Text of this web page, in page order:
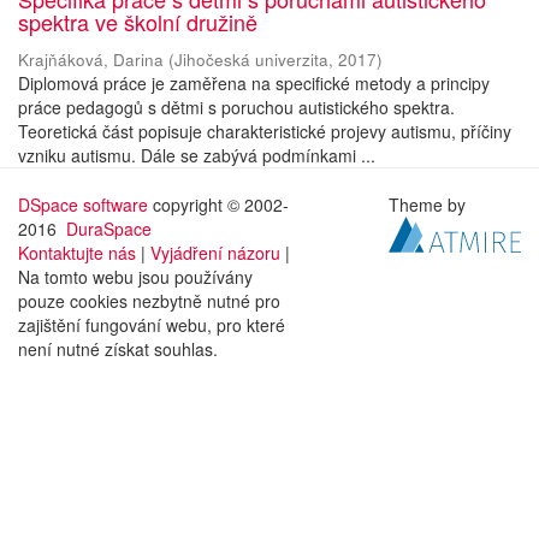
spektra ve školní družině
Krajňáková, Darina (Jihočeská univerzita, 2017)
Diplomová práce je zaměřena na specifické metody a principy
práce pedagogů s dětmi s poruchou autistického spektra.
Teoretická část popisuje charakteristické projevy autismu, příčiny
vzniku autismu. Dále se zabývá podmínkami ...
DSpace software copyright © 2002-
2016 DuraSpace
Kontaktujte nás | Vyjádření názoru |
Na tomto webu jsou používány
pouze cookies nezbytně nutné pro
zajištění fungování webu, pro které
není nutné získat souhlas.
Theme by